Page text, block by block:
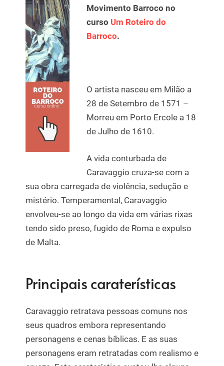
Movimento Barroco no
curso Um Roteiro do
Barroco.
O artista nasceu em Milão a
28 de Setembro de 1571 –
Morreu em Porto Ercole a 18
de Julho de 1610.
A vida conturbada de
Caravaggio cruza-se com a
sua obra carregada de violência, sedução e
mistério. Temperamental, Caravaggio
envolveu-se ao longo da vida em várias rixas
tendo sido preso, fugido de Roma e expulso
de Malta.
Principais caraterísticas
Caravaggio retratava pessoas comuns nos
seus quadros embora representando
personagens e cenas bíblicas. E as suas
personagens eram retratadas com realismo e